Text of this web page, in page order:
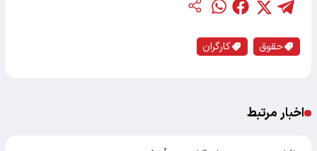
حقوق کارگران
اخبار مرتبط